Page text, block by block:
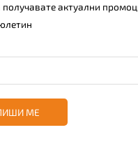
получавате актуални
МЕ